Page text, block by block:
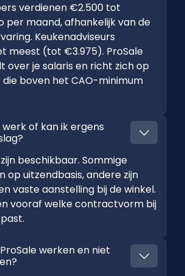
verdienen €2.500 tot
per maand, afhankelijk van de
Keukenadviseurs
meest (tot €3.975). ProSale
over je salaris en richt zich op
die boven het CAO-minimum
of kan ik ergens
beschikbaar. Sommige
op uitzendbasis, andere zijn
vaste aanstelling bij de winkel.
vooraf welke contractvorm bij
werken en niet